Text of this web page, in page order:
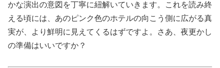
かな演出の意図を丁寧に紐解いていきます。これを読み終
える頃には、あのピンク色のホテルの向こう側に広がる真
実が、より鮮明に見えてくるはずですよ。さあ、夜更かし
の準備はいいですか？